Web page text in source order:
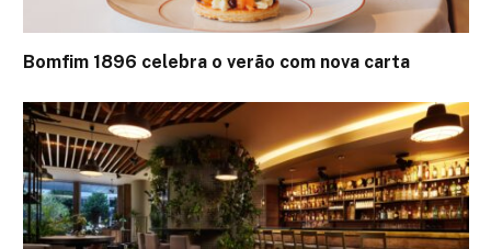
Bomfim 1896 celebra o verão com nova carta